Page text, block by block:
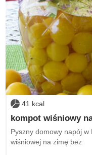
41 kcal
kompot wiśniowy
Pyszny domowy napój w
wiśniowej na zimę bez